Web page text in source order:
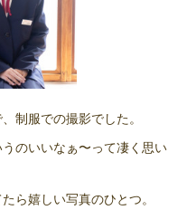
制服での撮影でした。
のいいなぁ〜って凄く思い
ら嬉しい写真のひとつ。